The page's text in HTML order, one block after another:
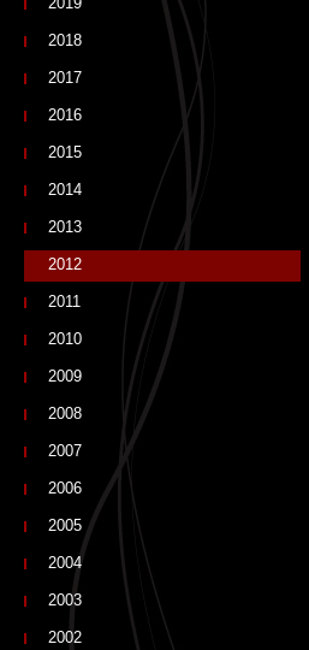
2018
2017
2016
2015
2014
2013
2012
2011
2010
2009
2008
2007
2006
2005
2004
2003
2002